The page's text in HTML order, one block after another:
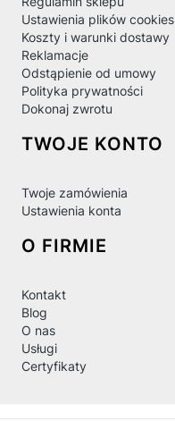
Ustawienia plików cookies
Koszty i warunki dostawy
Reklamacje
Odstąpienie od umowy
Polityka prywatności
Dokonaj zwrotu
TWOJE KONTO
Twoje zamówienia
Ustawienia konta
O FIRMIE
Kontakt
Blog
O nas
Usługi
Certyfikaty